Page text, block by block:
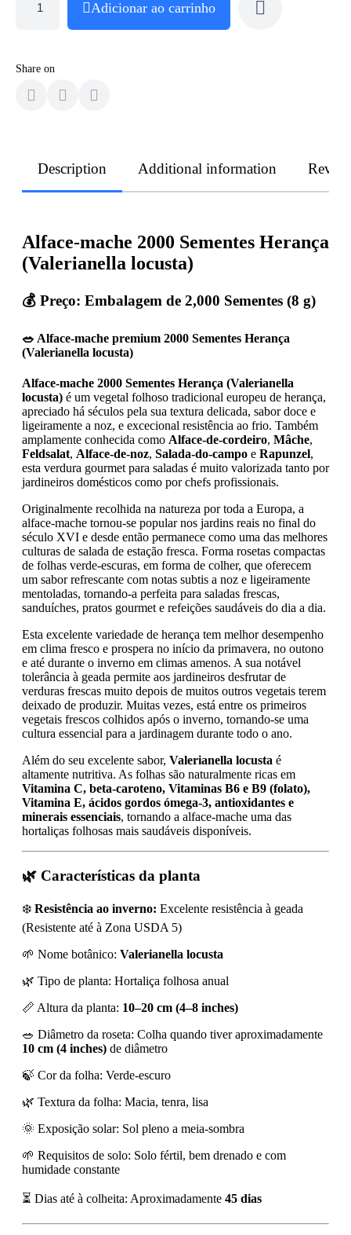
Adicionar ao carrinho
Share on
Description Additional information
Alface-mache 2000 Sementes Herança
(Valerianella locusta)
💰 Preço: Embalagem de 2,000 Sementes (8 g)
🥗 Alface-mache premium 2000 Sementes Herança
(Valerianella locusta)
Alface-mache 2000 Sementes Herança (Valerianella
locusta) é um vegetal folhoso tradicional europeu de herança,
apreciado há séculos pela sua textura delicada, sabor doce e
ligeiramente a noz, e excecional resistência ao frio. Também
amplamente conhecida como Alface-de-cordeiro, Mâche,
Feldsalat, Alface-de-noz, Salada-do-campo e Rapunzel,
esta verdura gourmet para saladas é muito valorizada tanto por
jardineiros domésticos como por chefs profissionais.
Originalmente recolhida na natureza por toda a Europa, a
alface-mache tornou-se popular nos jardins reais no final do
século XVI e desde então permanece como uma das melhores
culturas de salada de estação fresca. Forma rosetas compactas
de folhas verde-escuras, em forma de colher, que oferecem
um sabor refrescante com notas subtis a noz e ligeiramente
mentoladas, tornando-a perfeita para saladas frescas,
sanduíches, pratos gourmet e refeições saudáveis do dia a dia.
Esta excelente variedade de herança tem melhor desempenho
em clima fresco e prospera no início da primavera, no outono
e até durante o inverno em climas amenos. A sua notável
tolerância à geada permite aos jardineiros desfrutar de
verduras frescas muito depois de muitos outros vegetais terem
deixado de produzir. Muitas vezes, está entre os primeiros
vegetais frescos colhidos após o inverno, tornando-se uma
cultura essencial para a jardinagem durante todo o ano.
Além do seu excelente sabor, Valerianella locusta é
altamente nutritiva. As folhas são naturalmente ricas em
Vitamina C, beta-caroteno, Vitaminas B6 e B9 (folato),
Vitamina E, ácidos gordos ómega-3, antioxidantes e
minerais essenciais, tornando a alface-mache uma das
hortaliças folhosas mais saudáveis disponíveis.
🌿 Características da planta
❄️ Resistência ao inverno: Excelente resistência à geada
(Resistente até à Zona USDA 5)
🌱 Nome botânico: Valerianella locusta
🌿 Tipo de planta: Hortaliça folhosa anual
📏 Altura da planta: 10–20 cm (4–8 inches)
🥗 Diâmetro da roseta: Colha quando tiver aproximadamente
10 cm (4 inches) de diâmetro
🍃 Cor da folha: Verde-escuro
🌿 Textura da folha: Macia, tenra, lisa
🌞 Exposição solar: Sol pleno a meia-sombra
🌱 Requisitos de solo: Solo fértil, bem drenado e com
humidade constante
⏳ Dias até à colheita: Aproximadamente 45 dias